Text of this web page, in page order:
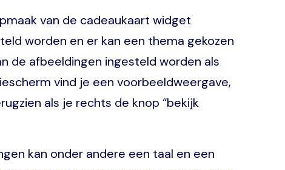
van de cadeaukaart widget
worden en er kan een thema gekozen
de afbeeldingen ingesteld worden als
vind je een voorbeeldweergave,
als je rechts de knop “bekijk
kan onder andere een taal en een